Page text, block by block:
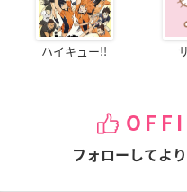
ハイキュー!!
フォローしてよ